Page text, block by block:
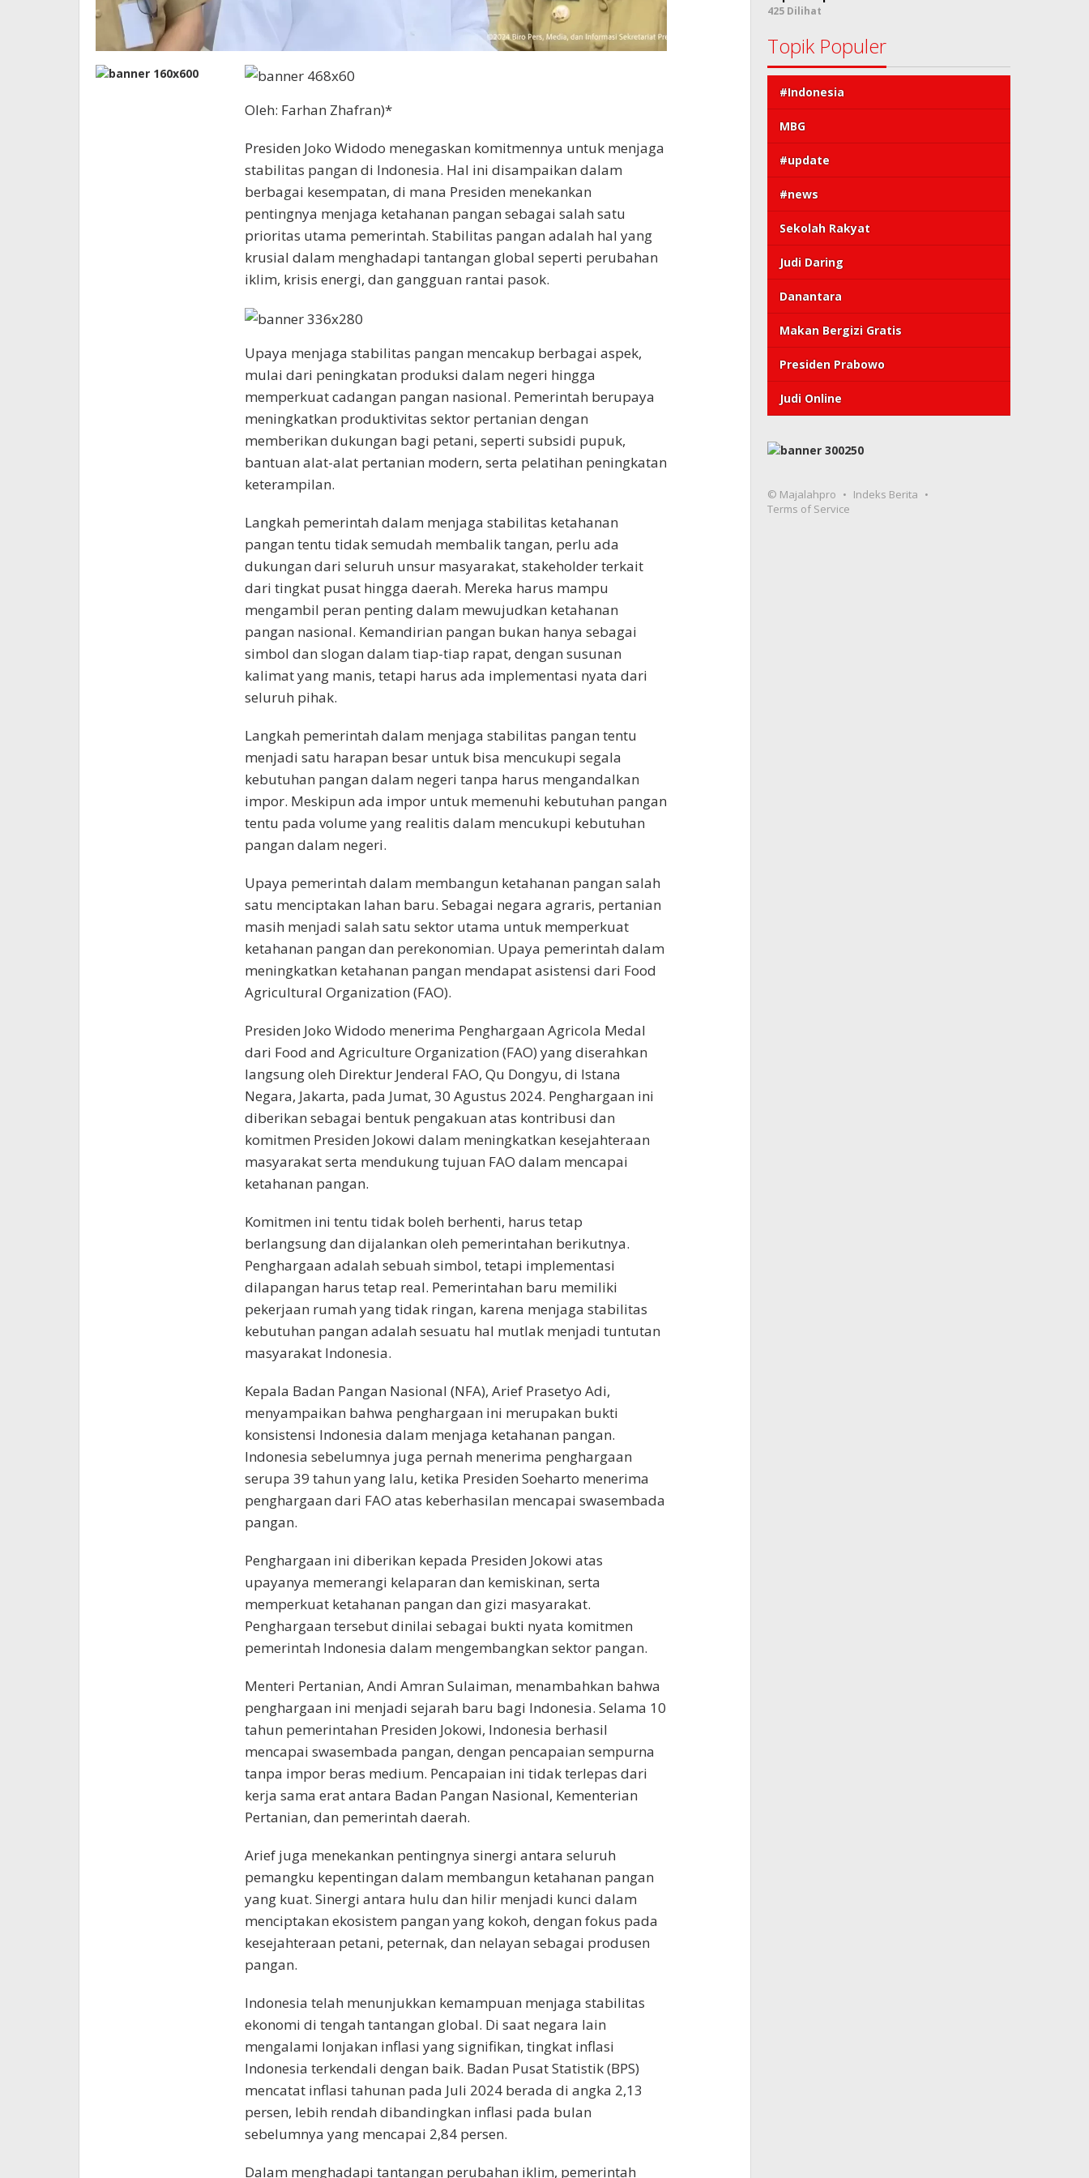
Oleh: Farhan Zhafran)*
Presiden Joko Widodo menegaskan komitmennya untuk menjaga
stabilitas pangan di Indonesia. Hal ini disampaikan dalam
berbagai kesempatan, di mana Presiden menekankan
pentingnya menjaga ketahanan pangan sebagai salah satu
prioritas utama pemerintah. Stabilitas pangan adalah hal yang
krusial dalam menghadapi tantangan global seperti perubahan
iklim, krisis energi, dan gangguan rantai pasok.
Upaya menjaga stabilitas pangan mencakup berbagai aspek,
mulai dari peningkatan produksi dalam negeri hingga
memperkuat cadangan pangan nasional. Pemerintah berupaya
meningkatkan produktivitas sektor pertanian dengan
memberikan dukungan bagi petani, seperti subsidi pupuk,
bantuan alat-alat pertanian modern, serta pelatihan peningkatan
keterampilan.
Langkah pemerintah dalam menjaga stabilitas ketahanan
pangan tentu tidak semudah membalik tangan, perlu ada
dukungan dari seluruh unsur masyarakat, stakeholder terkait
dari tingkat pusat hingga daerah. Mereka harus mampu
mengambil peran penting dalam mewujudkan ketahanan
pangan nasional. Kemandirian pangan bukan hanya sebagai
simbol dan slogan dalam tiap-tiap rapat, dengan susunan
kalimat yang manis, tetapi harus ada implementasi nyata dari
seluruh pihak.
Langkah pemerintah dalam menjaga stabilitas pangan tentu
menjadi satu harapan besar untuk bisa mencukupi segala
kebutuhan pangan dalam negeri tanpa harus mengandalkan
impor. Meskipun ada impor untuk memenuhi kebutuhan pangan
tentu pada volume yang realitis dalam mencukupi kebutuhan
pangan dalam negeri.
Upaya pemerintah dalam membangun ketahanan pangan salah
satu menciptakan lahan baru. Sebagai negara agraris, pertanian
masih menjadi salah satu sektor utama untuk memperkuat
ketahanan pangan dan perekonomian. Upaya pemerintah dalam
meningkatkan ketahanan pangan mendapat asistensi dari Food
Agricultural Organization (FAO).
Presiden Joko Widodo menerima Penghargaan Agricola Medal
dari Food and Agriculture Organization (FAO) yang diserahkan
langsung oleh Direktur Jenderal FAO, Qu Dongyu, di Istana
Negara, Jakarta, pada Jumat, 30 Agustus 2024. Penghargaan ini
diberikan sebagai bentuk pengakuan atas kontribusi dan
komitmen Presiden Jokowi dalam meningkatkan kesejahteraan
masyarakat serta mendukung tujuan FAO dalam mencapai
ketahanan pangan.
Komitmen ini tentu tidak boleh berhenti, harus tetap
berlangsung dan dijalankan oleh pemerintahan berikutnya.
Penghargaan adalah sebuah simbol, tetapi implementasi
dilapangan harus tetap real. Pemerintahan baru memiliki
pekerjaan rumah yang tidak ringan, karena menjaga stabilitas
kebutuhan pangan adalah sesuatu hal mutlak menjadi tuntutan
masyarakat Indonesia.
Kepala Badan Pangan Nasional (NFA), Arief Prasetyo Adi,
menyampaikan bahwa penghargaan ini merupakan bukti
konsistensi Indonesia dalam menjaga ketahanan pangan.
Indonesia sebelumnya juga pernah menerima penghargaan
serupa 39 tahun yang lalu, ketika Presiden Soeharto menerima
penghargaan dari FAO atas keberhasilan mencapai swasembada
pangan.
Penghargaan ini diberikan kepada Presiden Jokowi atas
upayanya memerangi kelaparan dan kemiskinan, serta
memperkuat ketahanan pangan dan gizi masyarakat.
Penghargaan tersebut dinilai sebagai bukti nyata komitmen
pemerintah Indonesia dalam mengembangkan sektor pangan.
Menteri Pertanian, Andi Amran Sulaiman, menambahkan bahwa
penghargaan ini menjadi sejarah baru bagi Indonesia. Selama 10
tahun pemerintahan Presiden Jokowi, Indonesia berhasil
mencapai swasembada pangan, dengan pencapaian sempurna
tanpa impor beras medium. Pencapaian ini tidak terlepas dari
kerja sama erat antara Badan Pangan Nasional, Kementerian
Pertanian, dan pemerintah daerah.
Arief juga menekankan pentingnya sinergi antara seluruh
pemangku kepentingan dalam membangun ketahanan pangan
yang kuat. Sinergi antara hulu dan hilir menjadi kunci dalam
menciptakan ekosistem pangan yang kokoh, dengan fokus pada
kesejahteraan petani, peternak, dan nelayan sebagai produsen
pangan.
Indonesia telah menunjukkan kemampuan menjaga stabilitas
ekonomi di tengah tantangan global. Di saat negara lain
mengalami lonjakan inflasi yang signifikan, tingkat inflasi
Indonesia terkendali dengan baik. Badan Pusat Statistik (BPS)
mencatat inflasi tahunan pada Juli 2024 berada di angka 2,13
persen, lebih rendah dibandingkan inflasi pada bulan
sebelumnya yang mencapai 2,84 persen.
Dalam menghadapi tantangan perubahan iklim, pemerintah
425 Dilihat
Topik Populer
#Indonesia
MBG
#update
#news
Sekolah Rakyat
Judi Daring
Danantara
Makan Bergizi Gratis
Presiden Prabowo
Judi Online
© Majalahpro
Indeks Berita
Terms of Service